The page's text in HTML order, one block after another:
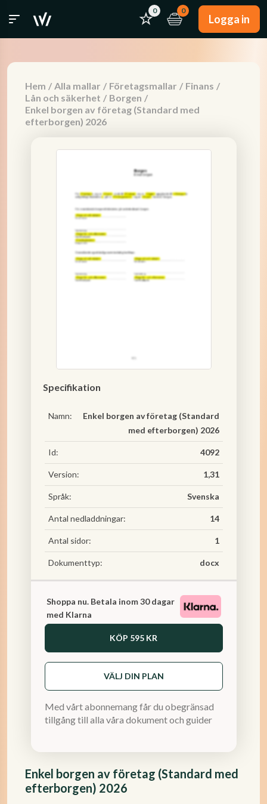
0 0
Logga in
Hem / Alla mallar / Företagsmallar / Finans /
Lån och säkerhet / Borgen /
Enkel borgen av företag (Standard med
efterborgen) 2026
Enkel borgen av företag (Standard med
efterborgen) 2026
Specifikation
Namn:
Enkel borgen av företag (Standard
med efterborgen) 2026
Id: 4092
Version: 1,31
Språk: Svenska
Antal nedladdningar: 14
Antal sidor: 1
Dokumenttyp: docx
Shoppa nu. Betala inom 30 dagar
med Klarna
KÖP 595 KR
VÄLJ DIN PLAN
Med vårt abonnemang får du obegränsad
tillgång till alla våra dokument och guider